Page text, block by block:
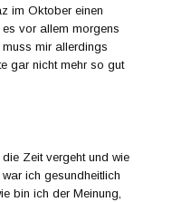
im Oktober einen
es vor allem morgens
mir allerdings
gar nicht mehr so gut
Zeit vergeht und wie
ich gesundheitlich
bin ich der Meinung,